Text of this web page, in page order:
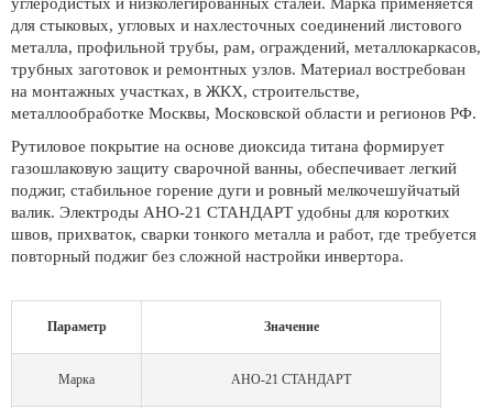
для стыковых, угловых и нахлесточных соединений листового
металла, профильной трубы, рам, ограждений, металлокаркасов,
трубных заготовок и ремонтных узлов. Материал востребован
на монтажных участках, в ЖКХ, строительстве,
металлообработке Москвы, Московской области и регионов РФ.
Рутиловое покрытие на основе диоксида титана формирует
газошлаковую защиту сварочной ванны, обеспечивает легкий
поджиг, стабильное горение дуги и ровный мелкочешуйчатый
валик. Электроды АНО-21 СТАНДАРТ удобны для коротких
швов, прихваток, сварки тонкого металла и работ, где требуется
повторный поджиг без сложной настройки инвертора.
Параметр Значение
Марка АНО-21 СТАНДАРТ